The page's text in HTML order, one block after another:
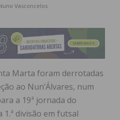
Vasconcelos
Marta foram derrotadas
ao Nun’Álvares, num
a 19ª jornada do
divisão em futsal